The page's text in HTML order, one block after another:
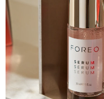
LUNA™
All facial
UFO™ 设
All deep
ISSA™ 设
All silicone
FAQ™
Manuka
FAQ™护
All FAQ™
FAQ™
Anti-aging
FAQ™护
All FAQ™
FAQ™护
All FAQ™
FAQ™产品
All hair
FAQ™
FAQ™
All FAQ™
BEAR™
法国
德国